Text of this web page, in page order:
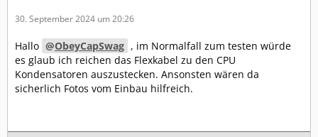
30. September 2024 um 20:26
Hallo ObeyCapSwag , im Normalfall zum testen würde
es glaub ich reichen das Flexkabel zu den CPU
Kondensatoren auszustecken. Ansonsten wären da
sicherlich Fotos vom Einbau hilfreich.